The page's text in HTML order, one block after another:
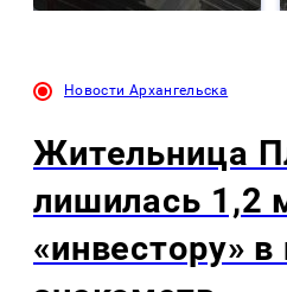
Новости Архангельска
Жительница
лишилась 1,2
«инвестору»